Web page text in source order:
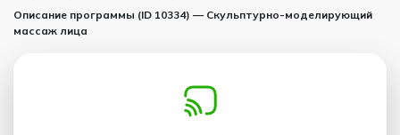
Описание программы (ID 10334) — Скульптурно-моделирующий
массаж лица